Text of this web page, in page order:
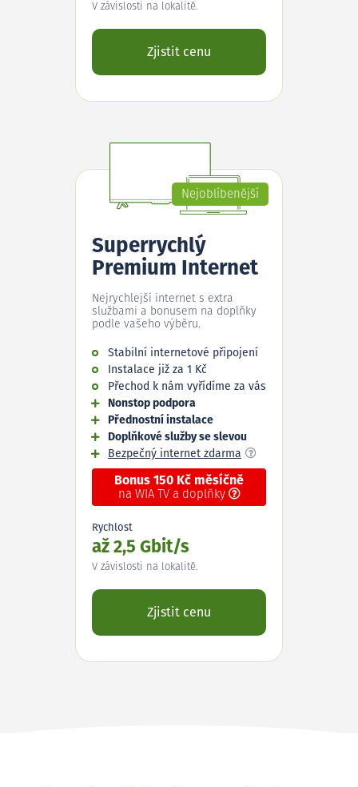
V závislosti na lokalitě.
Zjistit cenu
Nejoblíbenější
Superrychlý
Premium Internet
Nejrychlejší internet s extra
službami a bonusem na doplňky
podle vašeho výběru.
Stabilní internetové připojení
Instalace již za 1 Kč
Přechod k nám vyřídíme za vás
Nonstop podpora
Přednostní instalace
Doplňkové služby se slevou
Bezpečný internet zdarma
Bonus 150 Kč měsíčně
na WIA TV a doplňky
Rychlost
až 2,5 Gbit/s
V závislosti na lokalitě.
Zjistit cenu